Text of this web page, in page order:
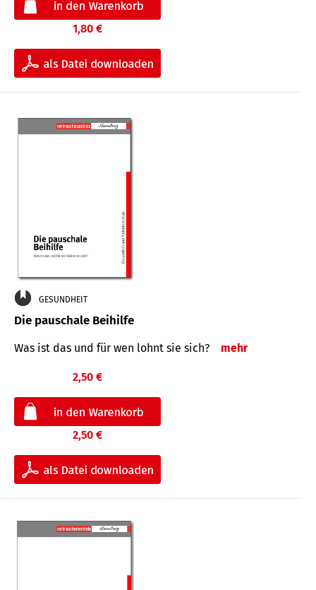
1,80 €
GESUNDHEIT
Die pauschale Beihilfe
Was ist das und für wen lohnt sie sich? mehr
2,50 €
2,50 €